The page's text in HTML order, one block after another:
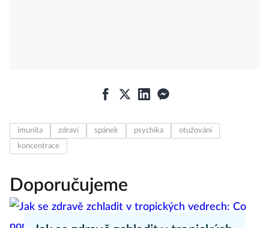
imunita zdraví spánek psychika
otužování
koncentrace
Doporučujeme